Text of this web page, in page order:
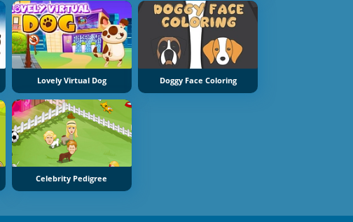
Lovely Virtual Dog Doggy Face Coloring
Celebrity Pedigree